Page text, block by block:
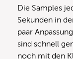
Die Samples
Sekunden in
paar
sind schnell
noch mit den